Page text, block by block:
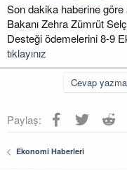
Son dakika haberine
Bakanı Zehra Zümrüt
Desteği ödemelerini 8-9
tıklayınız
Cevap
Paylaş: Facebook
Twitter
Ekonomi Haberleri